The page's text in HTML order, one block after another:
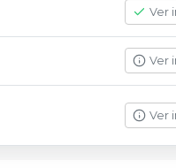
Ver
Ver
Ver